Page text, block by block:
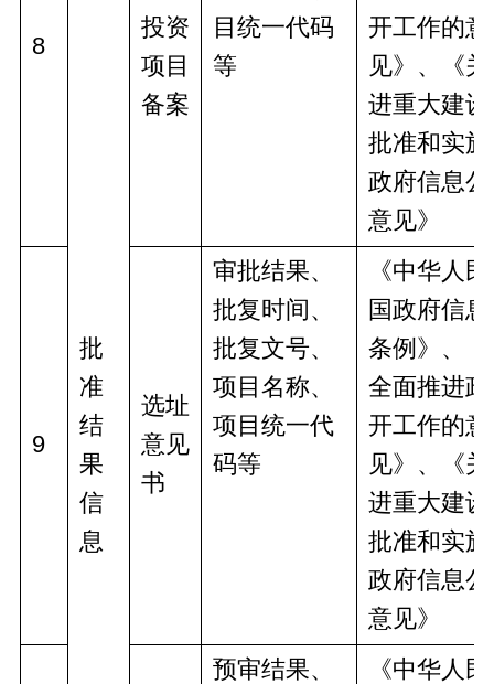
8
批
准
结
果
信
息
投资
项目
备案
目统一代码
等
开工作的意
见》、《
进重大建
批准和实
政府信息
意见》
9
选址
意见
书
审批结果、
批复时间、
批复文号、
项目名称、
项目统一代
码等
《中华人
国政府信
条例》、
全面推进
开工作的意
见》、《
进重大建
批准和实
政府信息
意见》
预审结果、
《中华人